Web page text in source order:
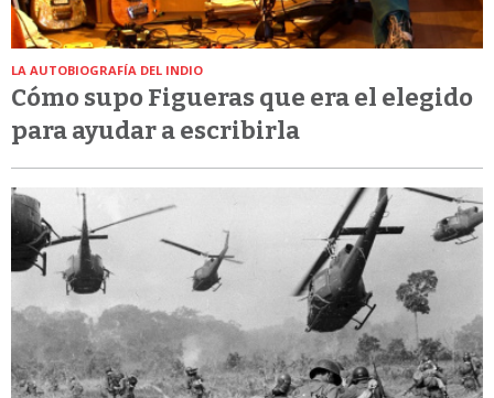
LA AUTOBIOGRAFÍA DEL INDIO
Cómo supo Figueras que era el elegido
para ayudar a escribirla